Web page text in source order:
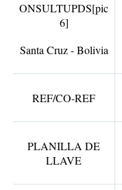
ONSULTUPDS[pic
6]
Santa Cruz - Bolivia
REF/CO-REF
PLANILLA DE
LLAVE